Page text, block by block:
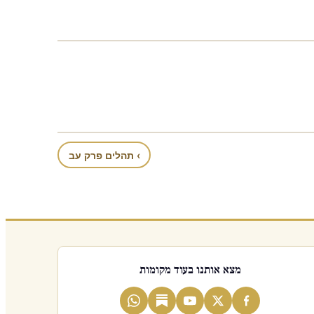
› תהלים פרק עב
מצא אותנו בעוד מקומות